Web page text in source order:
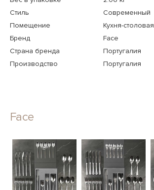
Стиль
Современный
Помещение
Кухня-столовая
Бренд
Face
Страна бренда
Португалия
Производство
Португалия
Face